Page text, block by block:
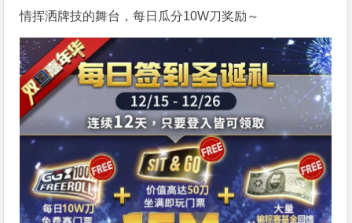
情挥洒牌技的舞台，每日瓜分10W刀奖励～